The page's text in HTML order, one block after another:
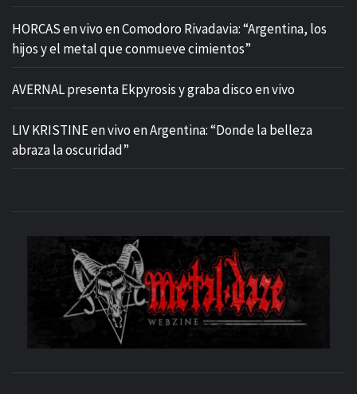
HORCAS en vivo en Comodoro Rivadavia: “Argentina, los
hijos y el metal que conmueve cimientos”
AVERNAL presenta Ekpyrosis y graba disco en vivo
LIV KRISTINE en vivo en Argentina: “Donde la belleza
abraza la oscuridad”